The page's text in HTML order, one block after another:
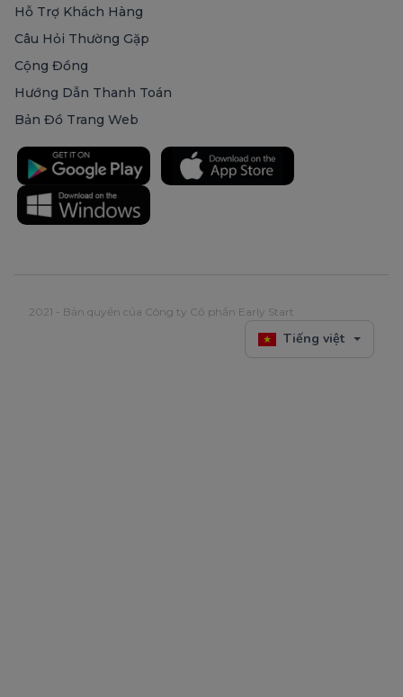
Hỗ Trợ Khách Hàng
Câu Hỏi Thường Gặp
Cộng Đồng
Hướng Dẫn Thanh Toán
Bản Đồ Trang Web
2021 - Bản quyền của Công ty Cổ phần Early Start
Tiếng việt